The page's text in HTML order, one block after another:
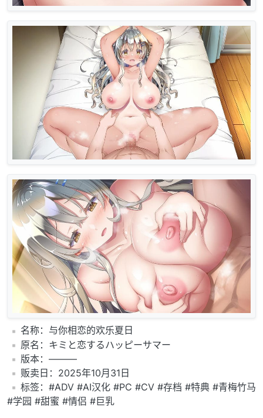
️名称：与你相恋的欢乐夏日
️原名：キミと恋するハッピーサマー
️版本：———
️贩卖日：2025年10月31日
️标签：#ADV #AI汉化 #PC #CV #存档 #特典 #青梅竹马
#学园 #甜蜜 #情侣 #巨乳